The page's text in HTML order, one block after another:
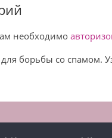
необходимо
для борьбы со спамом.